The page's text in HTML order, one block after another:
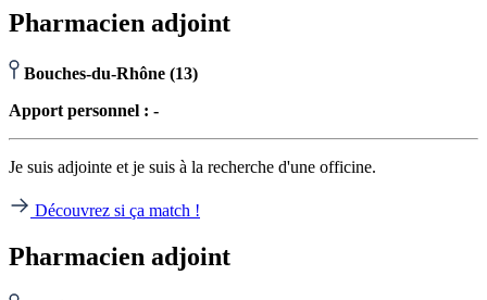
Pharmacien adjoint
Bouches-du-Rhône (13)
Apport personnel : -
Je suis adjointe et je suis à la recherche d'une officine.
Découvrez si ça match !
Pharmacien adjoint